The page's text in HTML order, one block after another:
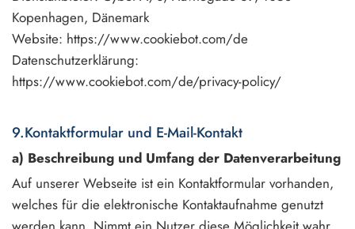
Kopenhagen, Dänemark
Website: https://www.cookiebot.com/de
Datenschutzerklärung:
https://www.cookiebot.com/de/privacy-policy/
9.Kontaktformular und E-Mail-Kontakt
a) Beschreibung und Umfang der Datenverarbeitung
Auf unserer Webseite ist ein Kontaktformular vorhanden,
welches für die elektronische Kontaktaufnahme genutzt